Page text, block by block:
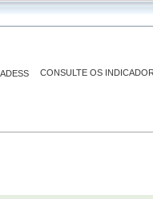
CONSULTE OS